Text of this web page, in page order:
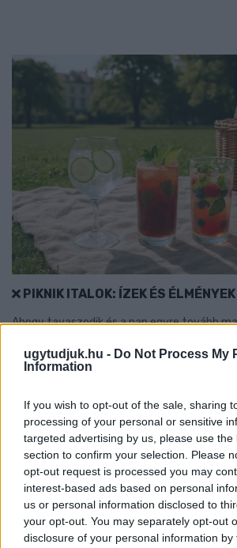
ugytudjuk.hu - Do Not Process My
Information
If you wish to opt-out of the sale, sharing
processing of your personal or sensitive
targeted advertising by us, please use the
section to confirm your selection. Please
opt-out request is processed you may
interest-based ads based on personal
us or personal information disclosed to
your opt-out. You may separately opt-out
disclosure of your personal information
PIKNIK ITALOK: ÍZEK ÉS
Ahogy tavaszodik és a nap egyre tovább